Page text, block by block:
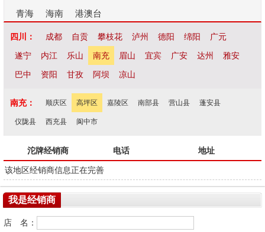
青海 海南 港澳台
四川： 成都 自贡 攀枝花 泸州 德阳 绵阳
广元
遂宁
内江 乐山 南充 眉山 宜宾 广安 达州
雅安
巴中
资阳 甘孜 阿坝 凉山
南充： 顺庆区 高坪区 嘉陵区 南部县 营山县 蓬安县
仪陇县 西充县 阆中市
沱牌经销商 电话 地址
该地区经销商信息正在完善
我是经销商
店 名：